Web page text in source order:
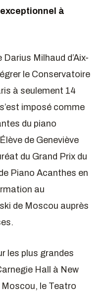
à
Milhaud d’Aix-
le Conservatoire
à seulement 14
imposé comme
du piano
de Geneviève
du Grand Prix du
Piano Acanthes en
au
de Moscou auprès
les plus grandes
Hall à New
le Teatro